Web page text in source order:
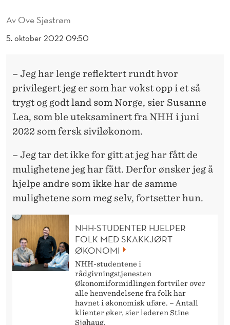
Av Ove Sjøstrøm
5. oktober 2022 09:50
– Jeg har lenge reflektert rundt hvor
privilegert jeg er som har vokst opp i et så
trygt og godt land som Norge, sier Susanne
Lea, som ble uteksaminert fra NHH i juni
2022 som fersk siviløkonom.
– Jeg tar det ikke for gitt at jeg har fått de
mulighetene jeg har fått. Derfor ønsker jeg å
hjelpe andre som ikke har de samme
mulighetene som meg selv, fortsetter hun.
NHH-STUDENTER HJELPER
FOLK MED SKAKKJØRT
ØKONOMI
NHH-studentene i
rådgivningstjenesten
Økonomiformidlingen fortviler over
alle henvendelsene fra folk har
havnet i økonomisk uføre. – Antall
klienter øker, sier lederen Stine
Sjøhaug.